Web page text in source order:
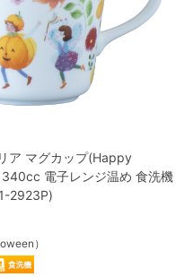
ア マグカップ(Happy
電子レンジ温め 食洗機
2923P)
）